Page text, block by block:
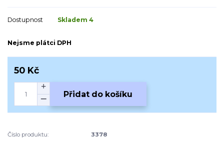
Dostupnost Skladem 4
Nejsme plátci DPH
50 Kč
Přidat do košíku
Číslo produktu: 3378